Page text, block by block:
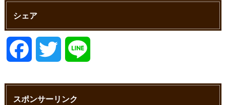
シェア
c i
スポンサーリンク